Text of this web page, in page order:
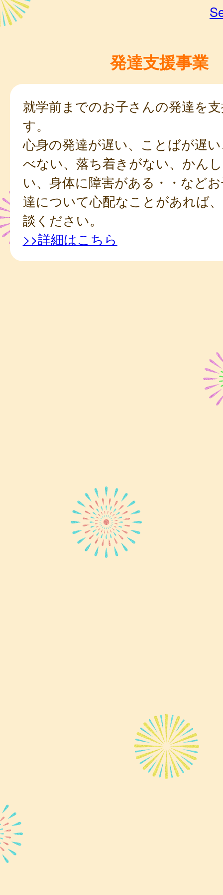
発達支援事業
就学前までのお子さんの発達を
す。
心身の発達が遅い、ことばが遅
べない、落ち着きがない、かん
い、身体に障害がある・・など
達について心配なことがあれば
談ください。
>>詳細はこちら